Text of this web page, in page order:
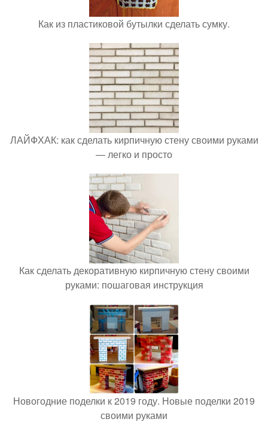
Как из пластиковой бутылки сделать сумку.
ЛАЙФХАК: как сделать кирпичную стену своими руками
— легко и просто
Как сделать декоративную кирпичную стену своими
руками: пошаговая инструкция
Новогодние поделки к 2019 году. Новые поделки 2019
своими руками